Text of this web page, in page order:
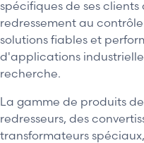
spécifiques de ses
redressement au
solutions fiables et
d'applications
recherche.
La gamme de produits
redresseurs, des
transformateurs